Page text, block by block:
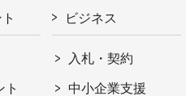
ト
ビジネス
入札・契約
中小企業支援